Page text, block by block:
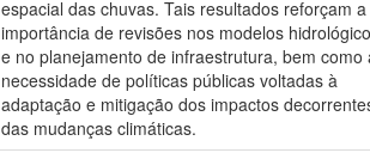
espacial das chuvas. Tais resultados reforçam a
importância de revisões nos modelos
e no planejamento de infraestrutura, bem como
necessidade de políticas públicas voltadas à
adaptação e mitigação dos impactos
das mudanças climáticas.